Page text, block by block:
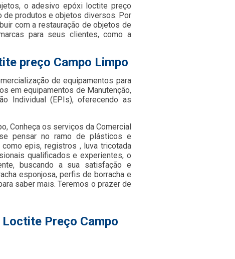
o adesivo epóxi loctite preço
de produtos e objetos diversos. Por
com a restauração de objetos de
para seus clientes, como a
preço Campo Limpo
de equipamentos para
em equipamentos de Manutenção,
Individual (EPIs), oferecendo as
Conheça os serviços da Comercial
pensar no ramo de plásticos e
epis, registros , luva tricotada
qualificados e experientes, o
buscando a sua satisfação e
esponjosa, perfis de borracha e
saber mais. Teremos o prazer de
Preço Campo